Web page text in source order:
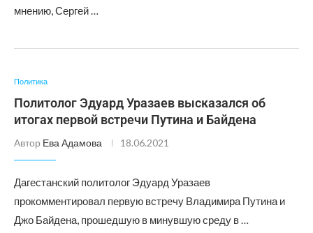
мнению, Сергей …
Политика
Политолог Эдуард Уразаев высказался об
итогах первой встречи Путина и Байдена
Автор Ева Адамова 18.06.2021
Дагестанский политолог Эдуард Уразаев
прокомментировал первую встречу Владимира Путина и
Джо Байдена, прошедшую в минувшую среду в …